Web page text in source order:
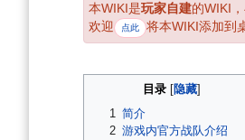
本WIKI是玩家自建的WIKI
欢迎
点此 将本WIKI添加到
目录
1
简介
2 游戏内官方战队介绍